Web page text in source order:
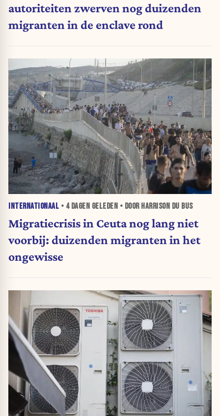
autoriteiten zwerven nog duizenden
migranten in de enclave rond
INTERNATIONAAL • 4 DAGEN GELEDEN • DOOR HARRISON DU BUS
Migratiecrisis in Ceuta nog lang niet
voorbij: duizenden migranten in het
ongewisse